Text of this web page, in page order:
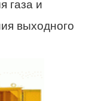
газа и
выходного